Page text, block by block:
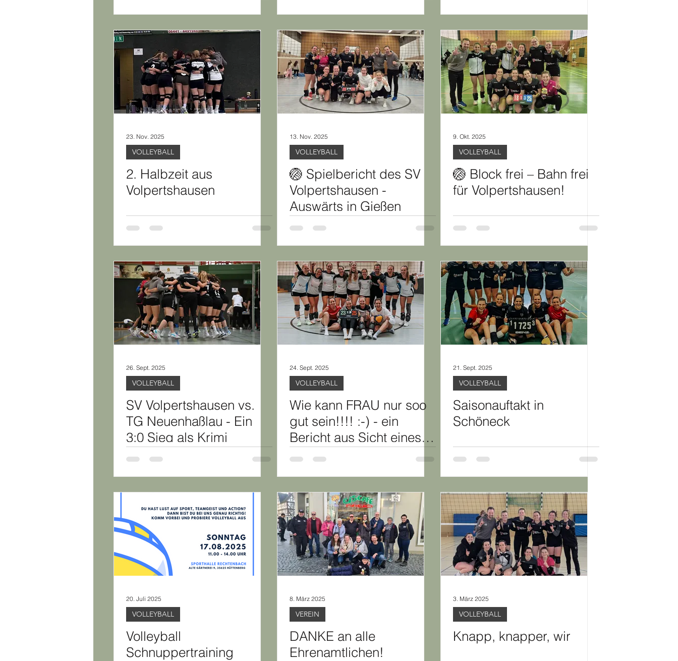
23. Nov. 2025
VOLLEYBALL
2. Halbzeit aus
Volpertshausen
13. Nov. 2025
VOLLEYBALL
🏐 Spielbericht des SV
Volpertshausen -
Auswärts in Gießen
9. Okt. 2025
VOLLEYBALL
🏐 Block frei – Bahn frei
für Volpertshausen!
26. Sept. 2025
VOLLEYBALL
SV Volpertshausen vs.
TG Neuenhaßlau - Ein
3:0 Sieg als Krimi
24. Sept. 2025
VOLLEYBALL
Wie kann FRAU nur soo
gut sein!!!! :-) - ein
Bericht aus Sicht eines
Fans
21. Sept. 2025
VOLLEYBALL
Saisonauftakt in
Schöneck
20. Juli 2025
VOLLEYBALL
Volleyball
Schnuppertraining
8. März 2025
VEREIN
DANKE an alle
Ehrenamtlichen!
3. März 2025
VOLLEYBALL
Knapp, knapper, wir